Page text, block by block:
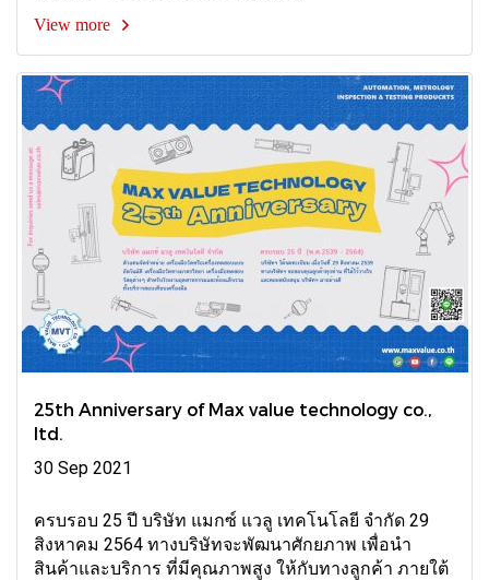
View more
25th Anniversary of Max value technology co.,
ltd.
30 Sep 2021
ครบรอบ 25 ปี บริษัท แมกซ์ แวลู เทคโนโลยี จำกัด 29
สิงหาคม 2564 ทางบริษัทจะพัฒนาศักยภาพ เพื่อนำ
สินค้าและบริการ ที่มีคุณภาพสูง ให้กับทางลูกค้า ภายใต้